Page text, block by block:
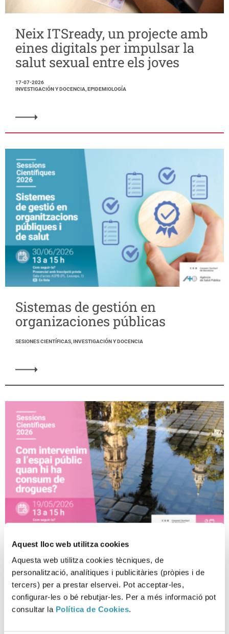
Aquest lloc web utilitza cookies
Aquesta web utilitza cookies tècniques, de
personalització, analítiques i publicitàries (pròpies i de
tercers) per a prestar elservei. Pot acceptar-les,
configurar-les o bé rebutjar-les. Per a més informació pot
consultar la Política de Cookies.
Neix ITSready, un projecte amb
eines digitals per impulsar la
salut sexual entre els joves
17-07-2026
INVESTIGACIÓN Y DOCENCIA, EPIDEMIOLOGÍA
Sistemas de gestión en
organizaciones públicas
SESIONES CIENTÍFICAS, INVESTIGACIÓN Y DOCENCIA
¿Cómo intervenimos en el
espacio público cuándo hay
consumo de drogas?
SESIONES CIENTÍFICAS, INVESTIGACIÓN Y DOCENCIA, DROGAS Y ADICCIONES